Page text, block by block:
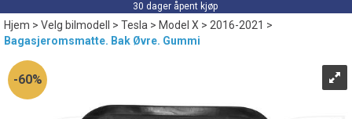
30 dager åpent kjøp
Hjem>Velg bilmodell >Tesla>Model X>2016-2021 >
Bagasjeromsmatte. Bak Øvre. Gummi
60%